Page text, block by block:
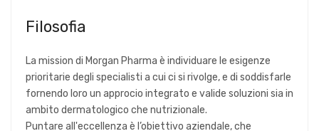
Filosofia
La mission di Morgan Pharma è individuare le esigenze
prioritarie degli specialisti a cui ci si rivolge, e di soddisfarle
fornendo loro un approcio integrato e valide soluzioni sia in
ambito dermatologico che nutrizionale.
Puntare all'eccellenza è l’obiettivo aziendale, che